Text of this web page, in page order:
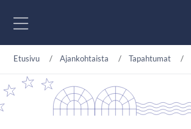
Etusivu Ajankohtaista Tapahtumat